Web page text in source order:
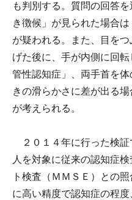
も判別する。質問の回答
き徴候」が見られた場合
が疑われる。また、目を
げた後に、手が内側に回
管性認知症」、両手首を
きの滑らかさに差が出る
が考えられる。
２０１４年に行った検証
人を対象に従来の認知症
ト検査（ＭＭＳＥ）との
に高い精度で認知症の程